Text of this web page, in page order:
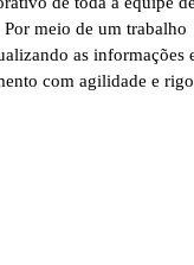
meio de um trabalho
as informações
com agilidade e